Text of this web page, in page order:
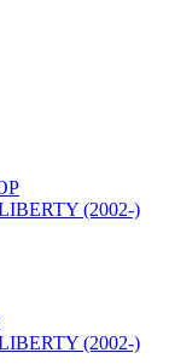
(2002-)